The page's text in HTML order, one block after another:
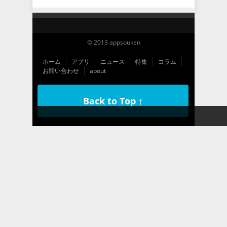
© 2013 appsouken
ホーム アプリ ニュース 特集
コラム
お問い合わせ
about
Back to Top ↑